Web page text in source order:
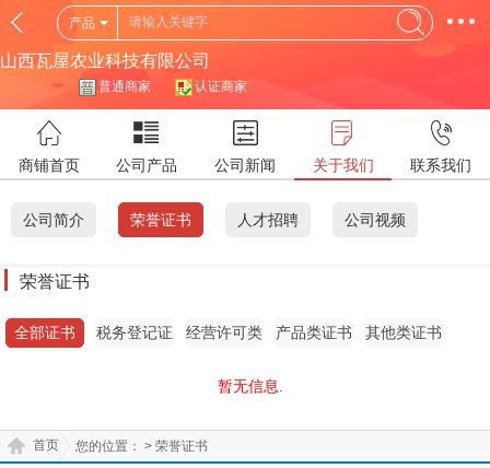
产品
山西瓦屋农业科技有限公司
普通商家 认证商家
商铺首页 公司产品 公司新闻 关于我们 联系我们
公司简介 荣誉证书 人才招聘 公司视频
荣誉证书
全部证书 税务登记证
经营许可类
产品类证书 其他类证书
暂无信息.
您的位置：
首页 > 荣誉证书